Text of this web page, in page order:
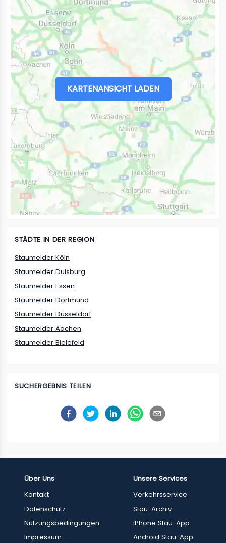
KARTENANSICHT LADEN
STÄDTE IN DER REGION
Staumelder Köln
Staumelder Duisburg
Staumelder Essen
Staumelder Dortmund
Staumelder Düsseldorf
Staumelder Aachen
Staumelder Bielefeld
SUCHERGEBNIS TEILEN
Über Uns
Kontakt
Datenschutz
Nutzungsbedingungen
Impressum
Unsere Services
Verkehrsservice
Stau-Archiv
iPhone Stau-App
Android Stau-App